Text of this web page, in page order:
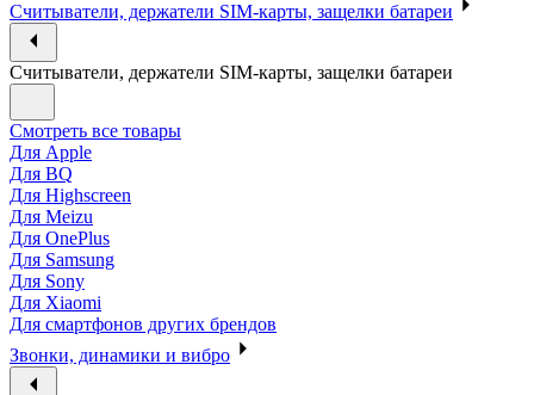
Считыватели, держатели SIM-карты, защелки батареи
Считыватели, держатели SIM-карты, защелки батареи
Смотреть все товары
Для Apple
Для BQ
Для Highscreen
Для Meizu
Для OnePlus
Для Samsung
Для Sony
Для Xiaomi
Для смартфонов других брендов
Звонки, динамики и вибро